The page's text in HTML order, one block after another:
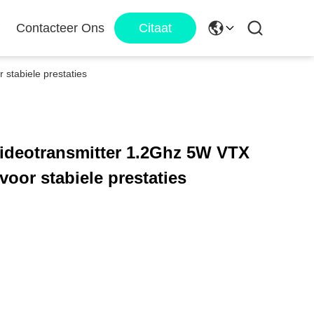
Contacteer Ons Citaat
stabiele prestaties
1.2Ghz 5W VTX
stabiele prestaties